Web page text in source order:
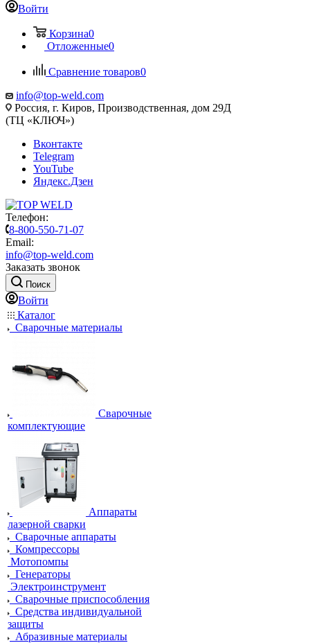
Войти
Корзина0
Отложенные0
Сравнение товаров0
info@top-weld.com
Россия, г. Киров, Производственная, дом 29Д
(ТЦ «КЛЮЧ»)
Вконтакте
Telegram
YouTube
Яндекс.Дзен
Телефон:
8-800-550-71-07
Email:
info@top-weld.com
Заказать звонок
Поиск
Войти
Каталог
Сварочные материалы
Сварочные
комплектующие
Аппараты
лазерной сварки
Сварочные аппараты
Компрессоры
Мотопомпы
Генераторы
Электроинструмент
Сварочные приспособления
Средства индивидуальной
защиты
Абразивные материалы